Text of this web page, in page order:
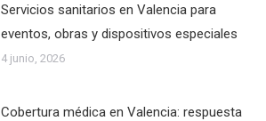
Servicios sanitarios en Valencia para
eventos, obras y dispositivos especiales
4 junio, 2026
Cobertura médica en Valencia: respuesta